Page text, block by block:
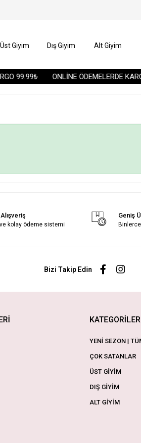
99.99₺ ONLİNE ÖDEMELERDE
Üst Giyim Dış Giyim Alt Giyim
kolay ödeme sistemi
Geniş
Bizi Takip Edin
KATEGORİLER
YENİ SEZON |
ÇOK SATANLAR
ÜST GİYİM
DIŞ GİYİM
ALT GİYİM